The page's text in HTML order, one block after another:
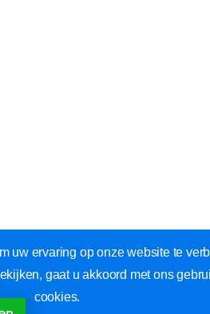
uw ervaring op onze website te
gaat u akkoord met ons
cookies.